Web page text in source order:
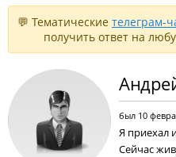
💬 Тематические телеграм-
получить ответ на
был 10
Я приехал
Сейчас